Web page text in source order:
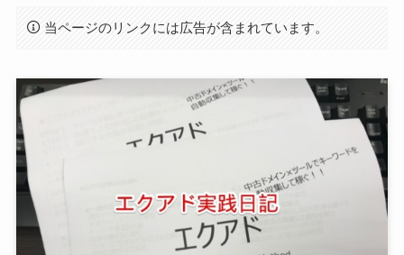
当ページのリンクには広告が含まれています。